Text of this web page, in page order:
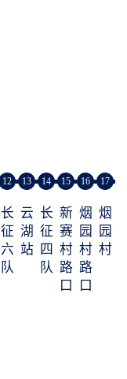
12
长
征
六
队
13
云
湖
站
14
长
征
四
队
15
新
赛
村
路
口
16
烟
园
村
路
口
17
烟
园
村